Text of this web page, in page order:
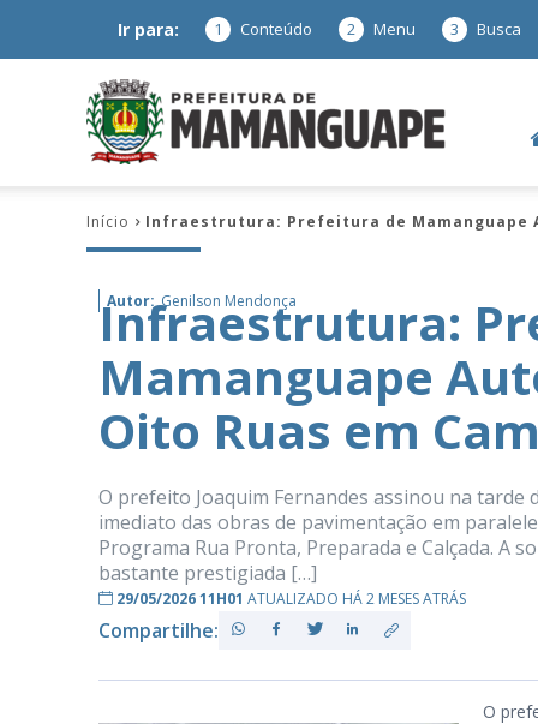
Ir para: 1 Conteúdo 2 Menu 3 Busca
Mamanguape
–
Início Infraestrutura: Prefeitura de Mamanguape
Autor: Genilson Mendonça
Infraestrutura:
Mamanguape
Oito Ruas em
O prefeito Joaquim Fernandes assinou na
imediato das obras de pavimentação em
Programa Rua Pronta, Preparada e Calçada. A
bastante prestigiada […]
29/05/2026 11H01 ATUALIZADO HÁ 2 MESES ATRÁS
Compartilhe:
O